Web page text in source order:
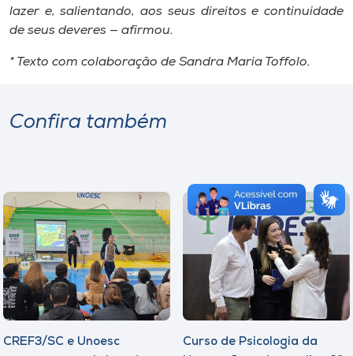
lazer e, salientando, aos seus direitos e continuidade
de seus deveres — afirmou.
* Texto com colaboração de Sandra Maria Toffolo.
Confira também
CREF3/SC e Unoesc
Curso de Psicologia da